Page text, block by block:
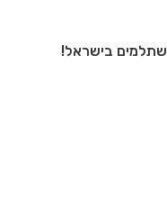
בישראל!